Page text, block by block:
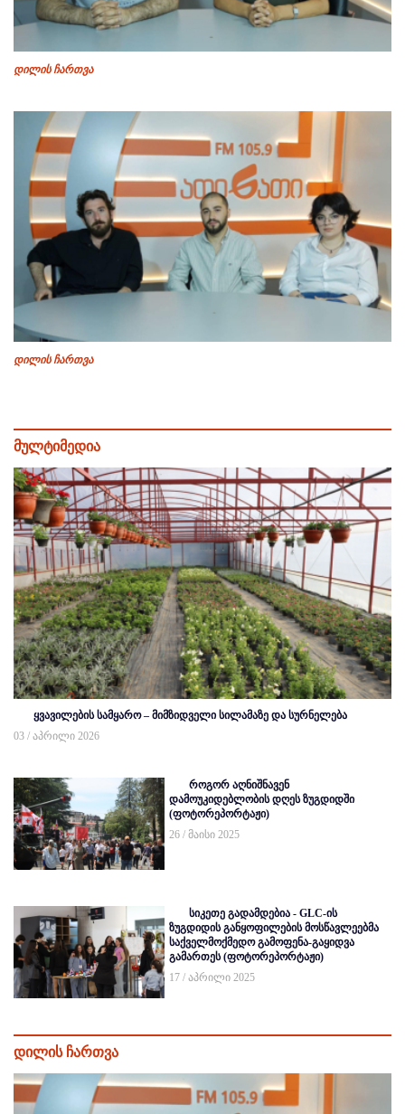
დილის ჩართვა
დილის ჩართვა
მულტიმედია
ყვავილების სამყარო – მიმზიდველი სილამაზე და სურნელება
03 / აპრილი 2026
როგორ აღნიშნავენ
დამოუკიდებლობის დღეს ზუგდიდში
(ფოტორეპორტაჟი)
26 / მაისი 2025
სიკეთე გადამდებია - GLC-ის
ზუგდიდის განყოფილების მოსწავლეებმა
საქველმოქმედო გამოფენა-გაყიდვა
გამართეს (ფოტორეპორტაჟი)
17 / აპრილი 2025
დილის ჩართვა